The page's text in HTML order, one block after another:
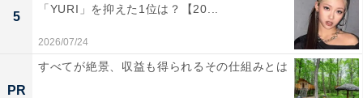
5
「YURI」を抑えた1位は？【20...
2026/07/24
PR
すべてが絶景、収益も得られるその仕組みとは